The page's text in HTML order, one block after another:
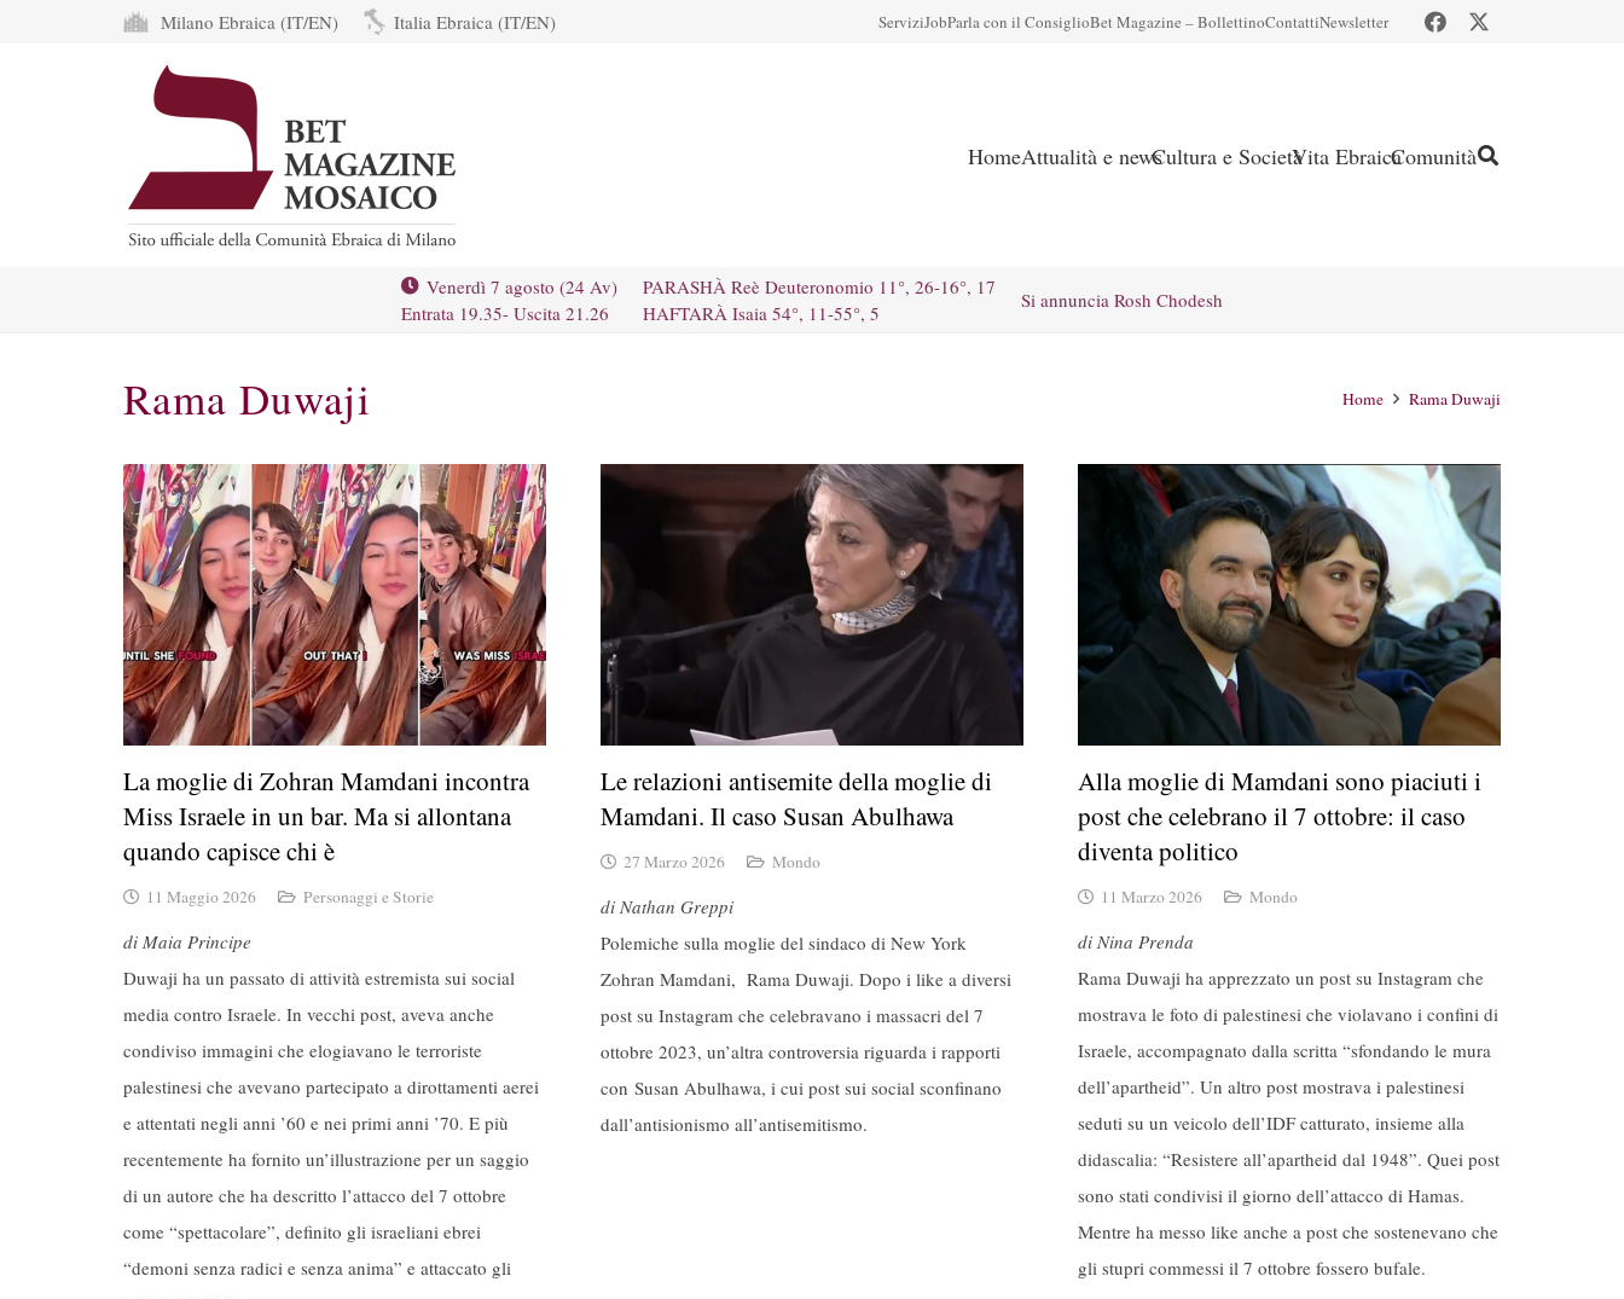
Milano Ebraica (IT/EN) Italia Ebraica (IT/EN) ServiziJobParla con il ConsiglioBet Magazine – BollettinoContattiNewsletter
HomeAttualità e newsCultura e SocietàVita EbraicaComunità
Venerdì 7 agosto (24 Av)
Entrata 19.35- Uscita 21.26
PARASHÀ Reè Deuteronomio 11°, 26-16°, 17
HAFTARÀ Isaia 54°, 11-55°, 5
Si annuncia Rosh Chodesh
Rama Duwaji Home Rama Duwaji
La moglie di Zohran Mamdani incontra
Miss Israele in un bar. Ma si allontana
quando capisce chi è
11 Maggio 2026 Personaggi e Storie
di Maia Principe
Duwaji ha un passato di attività estremista sui social
media contro Israele. In vecchi post, aveva anche
condiviso immagini che elogiavano le terroriste
palestinesi che avevano partecipato a dirottamenti aerei
e attentati negli anni ’60 e nei primi anni ’70. E più
recentemente ha fornito un’illustrazione per un saggio
di un autore che ha descritto l’attacco del 7 ottobre
come “spettacolare”, definito gli israeliani ebrei
“demoni senza radici e senza anima” e attaccato gli
Le relazioni antisemite della moglie di
Mamdani. Il caso Susan Abulhawa
27 Marzo 2026 Mondo
di Nathan Greppi
Polemiche sulla moglie del sindaco di New York
Zohran Mamdani, Rama Duwaji. Dopo i like a diversi
post su Instagram che celebravano i massacri del 7
ottobre 2023, un’altra controversia riguarda i rapporti
con Susan Abulhawa, i cui post sui social sconfinano
dall’antisionismo all’antisemitismo.
Alla moglie di Mamdani sono piaciuti i
post che celebrano il 7 ottobre: il caso
diventa politico
11 Marzo 2026 Mondo
di Nina Prenda
Rama Duwaji ha apprezzato un post su Instagram che
mostrava le foto di palestinesi che violavano i confini di
Israele, accompagnato dalla scritta “sfondando le mura
dell’apartheid”. Un altro post mostrava i palestinesi
seduti su un veicolo dell’IDF catturato, insieme alla
didascalia: “Resistere all’apartheid dal 1948”. Quei post
sono stati condivisi il giorno dell’attacco di Hamas.
Mentre ha messo like anche a post che sostenevano che
gli stupri commessi il 7 ottobre fossero bufale.